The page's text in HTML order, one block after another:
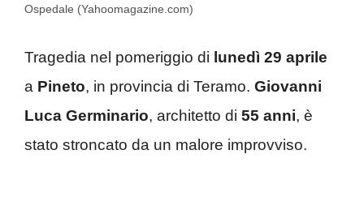
Ospedale (Yahoomagazine.com)
Tragedia nel pomeriggio di lunedì 29 aprile
a Pineto, in provincia di Teramo. Giovanni
Luca Germinario, architetto di 55 anni, è
stato stroncato da un malore improvviso.